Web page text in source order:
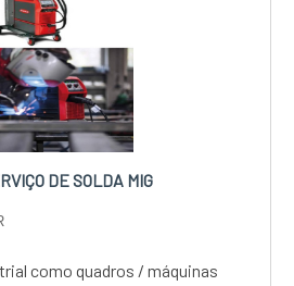
DE SOLDA MIG
como quadros / máquinas